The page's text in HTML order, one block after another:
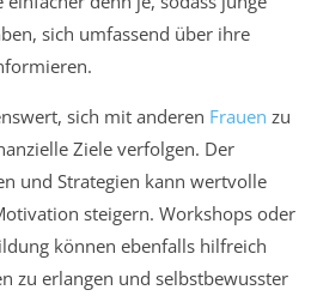
sich umfassend über ihre
sich mit anderen Frauen zu
Ziele verfolgen. Der
und Strategien kann wertvolle
steigern. Workshops oder
können ebenfalls hilfreich
zu erlangen und selbstbewusster